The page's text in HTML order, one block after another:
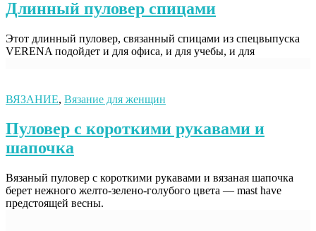
Длинный пуловер спицами
Этот длинный пуловер, связанный спицами из спецвыпуска
VERENA подойдет и для офиса, и для учебы, и для
ВЯЗАНИЕ, Вязание для женщин
Пуловер с короткими рукавами и
шапочка
Вязаный пуловер с короткими рукавами и вязаная шапочка
берет нежного желто-зелено-голубого цвета — mast have
предстоящей весны.